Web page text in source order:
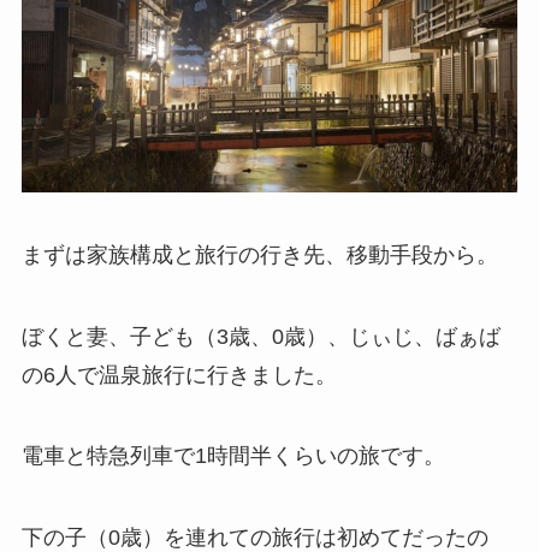
まずは家族構成と旅行の行き先、移動手段から。
ぼくと妻、子ども（3歳、0歳）、じぃじ、ばぁば
の6人で温泉旅行に行きました。
電車と特急列車で1時間半くらいの旅です。
下の子（0歳）を連れての旅行は初めてだったの